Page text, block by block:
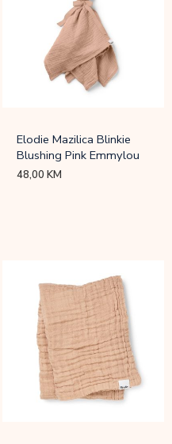
Elodie Mazilica Blinkie
Blushing Pink Emmylou
48,00KM